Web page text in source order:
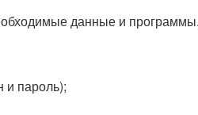
данные и
и пароль);